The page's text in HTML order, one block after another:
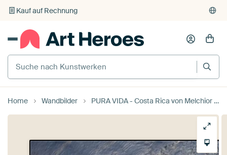
Individueller Druck auf Bestellung
Home Wandbilder PURA VIDA - Costa Rica von Melchior | Lifestyle Art Photography